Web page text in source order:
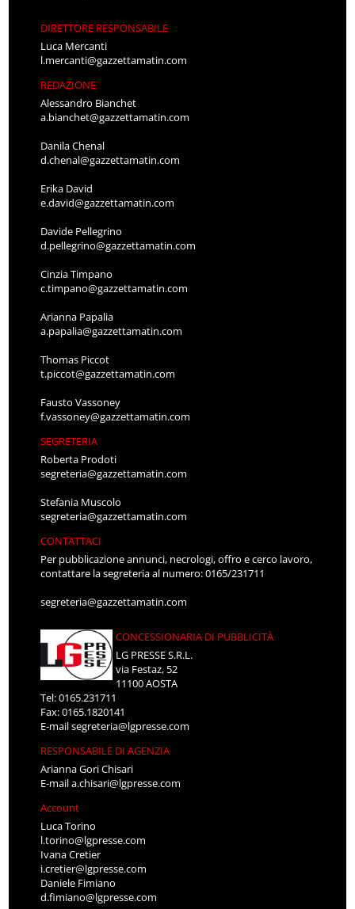
DIRETTORE RESPONSABILE
Luca Mercanti
l.mercanti@gazzettamatin.com
REDAZIONE
Alessandro Bianchet
a.bianchet@gazzettamatin.com
Danila Chenal
d.chenal@gazzettamatin.com
Erika David
e.david@gazzettamatin.com
Davide Pellegrino
d.pellegrino@gazzettamatin.com
Cinzia Timpano
c.timpano@gazzettamatin.com
Arianna Papalia
a.papalia@gazzettamatin.com
Thomas Piccot
t.piccot@gazzettamatin.com
Fausto Vassoney
f.vassoney@gazzettamatin.com
SEGRETERIA
Roberta Prodoti
segreteria@gazzettamatin.com
Stefania Muscolo
segreteria@gazzettamatin.com
CONTATTACI
Per pubblicazione annunci, necrologi, offro e cerco lavoro,
contattare la segreteria al numero: 0165/231711
segreteria@gazzettamatin.com
CONCESSIONARIA DI PUBBLICITÀ
LG PRESSE S.R.L.
via Festaz, 52
11100 AOSTA
Tel: 0165.231711
Fax: 0165.1820141
E-mailsegreteria@lgpresse.com
RESPONSABILE DI AGENZIA
Arianna Gori Chisari
E-maila.chisari@lgpresse.com
Account
Luca Torino
l.torino@lgpresse.com
Ivana Cretier
i.cretier@lgpresse.com
Daniele Fimiano
d.fimiano@lgpresse.com